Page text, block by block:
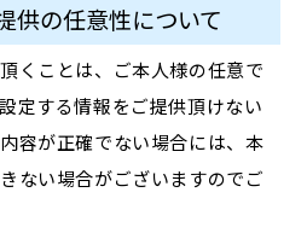
供の任意性について
くことは、ご本人様の任意で
定する情報をご提供頂けない
容が正確でない場合には、本
ない場合がございますのでご